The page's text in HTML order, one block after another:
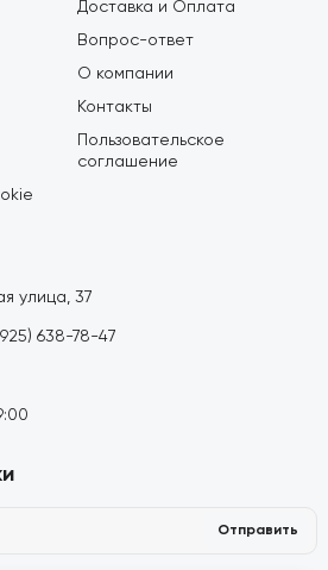
Доставка и Оплата
Вопрос-ответ
О компании
Контакты
Пользовательское
соглашение
улица, 37
638-78-47
Отправить